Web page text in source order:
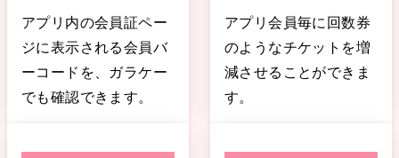
アプリ内の会員証ペー
ジに表示される会員バ
ーコードを、ガラケー
でも確認できます。
アプリ会員毎に回数券
のようなチケットを増
減させることができま
す。